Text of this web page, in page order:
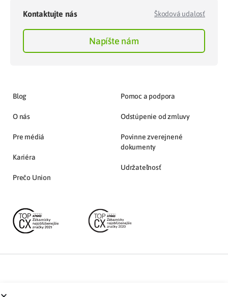
Kontaktujte nás Škodová udalosť
Napíšte nám
Blog
O nás
Pre médiá
Kariéra
Prečo Union
Pomoc a podpora
Odstúpenie od zmluvy
Povinne zverejnené
dokumenty
Udržateľnosť